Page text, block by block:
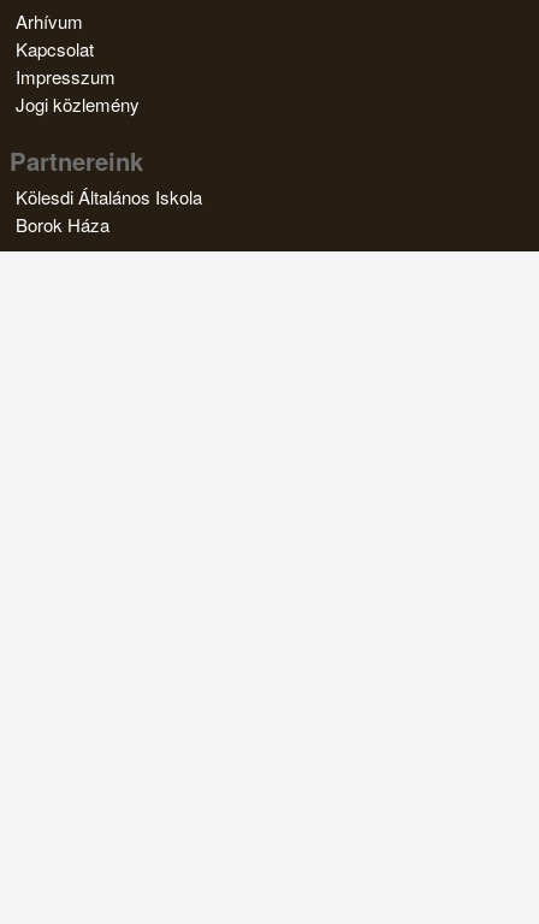
Arhívum
Kapcsolat
Impresszum
Jogi közlemény
Partnereink
Kölesdi Általános Iskola
Borok Háza